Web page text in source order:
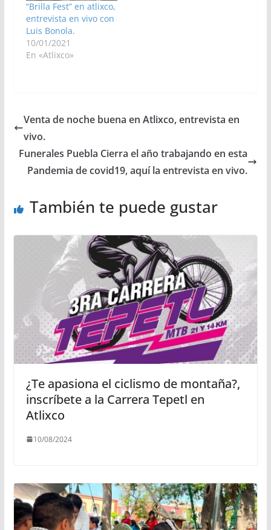
“Brilla Fest” en atlixco,
entrevista en vivo con
Luis Bonola.
10/01/2021
En «Atlixco»
Venta de noche buena en Atlixco, entrevista en
vivo.
Funerales Puebla Cierra el año trabajando en esta
Pandemia de covid19, aquí la entrevista en vivo.
También te puede gustar
¿Te apasiona el ciclismo de montaña?,
inscríbete a la Carrera Tepetl en
Atlixco
10/08/2024